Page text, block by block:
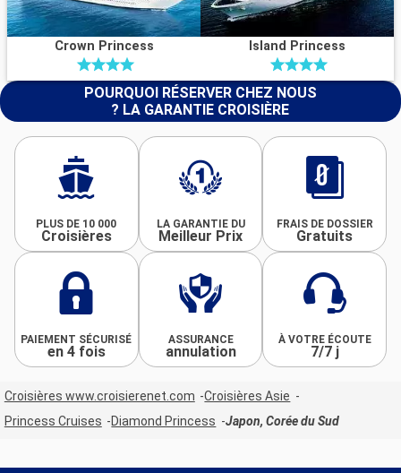
Crown Princess Island Princess
POURQUOI RÉSERVER CHEZ NOUS
? LA GARANTIE CROISIÈRE
PLUS DE 10 000
Croisières
LA GARANTIE DU
Meilleur Prix
FRAIS DE DOSSIER
Gratuits
PAIEMENT SÉCURISÉ
en 4 fois
ASSURANCE
annulation
À VOTRE ÉCOUTE
7/7 j
Croisières www.croisierenet.com
Croisières Asie
Princess Cruises
Diamond Princess Japon, Corée du Sud